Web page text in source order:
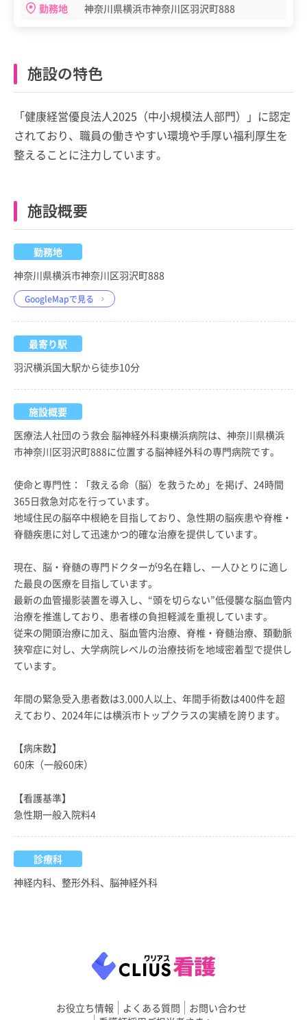
勤務地
神奈川県横浜市神奈川区羽沢町888
施設の特色
「健康経営優良法人2025（中小規模法人部門）」に認定
されており、職員の働きやすい環境や手厚い福利厚生を
整えることに注力しています。
施設概要
勤務地
神奈川県横浜市神奈川区羽沢町888
GoogleMapで見る
最寄り駅
羽沢横浜国大駅から徒歩10分
施設概要
医療法人社団のう救会 脳神経外科東横浜病院は、神奈川県横浜
市神奈川区羽沢町888に位置する脳神経外科の専門病院です。
使命と専門性：「救える命（脳）を救うため」を掲げ、24時間
365日救急対応を行っています。
地域住民の脳卒中根絶を目指しており、急性期の脳疾患や脊椎・
脊髄疾患に対して迅速かつ的確な治療を提供しています。
現在、脳・脊髄の専門ドクターが9名在籍し、一人ひとりに適し
た最良の医療を目指しています。
最新の血管撮影装置を導入し、“頭を切らない”低侵襲な脳血管内
治療を推進しており、患者様の負担軽減を重視しています。
従来の開頭治療に加え、脳血管内治療、脊椎・脊髄治療、頚動脈
狭窄症に対し、大学病院レベルの治療技術を地域密着型で提供し
ています。
年間の緊急受入患者数は3,000人以上、年間手術数は400件を超
えており、2024年には横浜市トップクラスの実績を誇ります。
【病床数】
60床（一般60床）
【看護基準】
急性期一般入院料4
診療科
神経内科、整形外科、脳神経外科
お役立ち情報 よくある質問
お問い合わせ